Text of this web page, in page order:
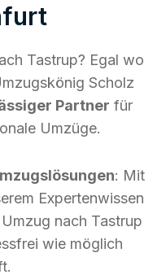
Tastrup? Egal wo
Scholz
Partner für
Umzüge.
: Mit
Expertenwissen
nach Tastrup
wie möglich